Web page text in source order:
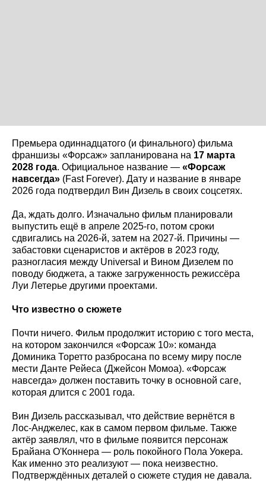
Премьера одиннадцатого (и финального) фильма
франшизы «Форсаж» запланирована на 17 марта
2028 года. Официальное название — «Форсаж
навсегда» (Fast Forever). Дату и название в январе
2026 года подтвердил Вин Дизель в своих соцсетях.
Да, ждать долго. Изначально фильм планировали
выпустить ещё в апреле 2025-го, потом сроки
сдвигались на 2026-й, затем на 2027-й. Причины —
забастовки сценаристов и актёров в 2023 году,
разногласия между Universal и Вином Дизелем по
поводу бюджета, а также загруженность режиссёра
Луи Летерье другими проектами.
Что известно о сюжете
Почти ничего. Фильм продолжит историю с того места,
на котором закончился «Форсаж 10»: команда
Доминика Торетто разбросана по всему миру после
мести Данте Рейеса (Джейсон Момоа). «Форсаж
навсегда» должен поставить точку в основной саге,
которая длится с 2001 года.
Вин Дизель рассказывал, что действие вернётся в
Лос-Анджелес, как в самом первом фильме. Также
актёр заявлял, что в фильме появится персонаж
Брайана О'Коннера — роль покойного Пола Уокера.
Как именно это реализуют — пока неизвестно.
Подтверждённых деталей о сюжете студия не давала.